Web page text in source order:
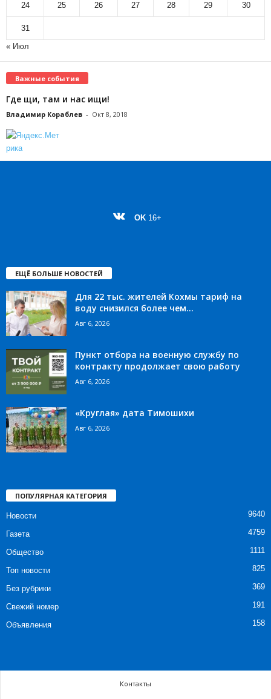
24 25 26 27 28 29 30
31
« Июл
Важные события
Где щи, там и нас ищи!
Владимир Кораблев - Окт 8, 2018
OK 16+
ЕЩЁ БОЛЬШЕ НОВОСТЕЙ
Для 22 тыс. жителей Кохмы тариф на
воду снизился более чем...
Авг 6, 2026
Пункт отбора на военную службу по
контракту продолжает свою работу
Авг 6, 2026
«Круглая» дата Тимошихи
Авг 6, 2026
ПОПУЛЯРНАЯ КАТЕГОРИЯ
Новости 9640
Газета 4759
Общество 1111
Топ новости 825
Без рубрики 369
Свежий номер 191
Объявления 158
Контакты